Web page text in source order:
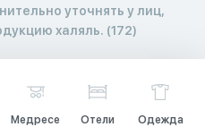
уточнять у лиц,
халяль. (172)
Медресе Отели Одежда